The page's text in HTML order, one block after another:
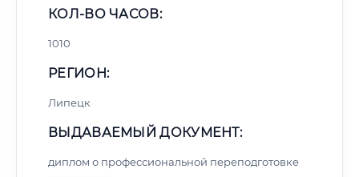
КОЛ-ВО ЧАСОВ:
1010
РЕГИОН:
Липецк
ВЫДАВАЕМЫЙ ДОКУМЕНТ:
диплом о профессиональной переподготовке